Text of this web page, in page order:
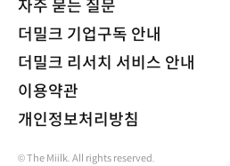
자주 묻는 질문
더밀크 기업구독 안내
더밀크 리서치 서비스 안내
이용약관
개인정보처리방침
© The Miilk. All rights reserved.